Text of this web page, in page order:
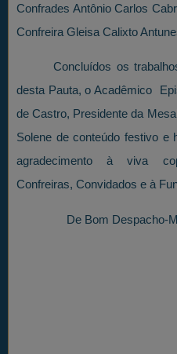
Confrades Antônio Carlos
Confreira Gleisa Calixto
Concluídos os
desta Pauta, o Acadêmico
de Castro, Presidente da
Solene de conteúdo festivo e
agradecimento à viva
Confreiras, Convidados e à
De Bom Despacho-MG